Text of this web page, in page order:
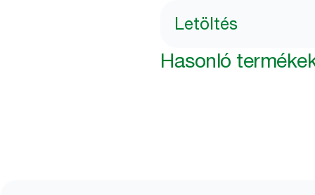
Letöltés
Hasonló